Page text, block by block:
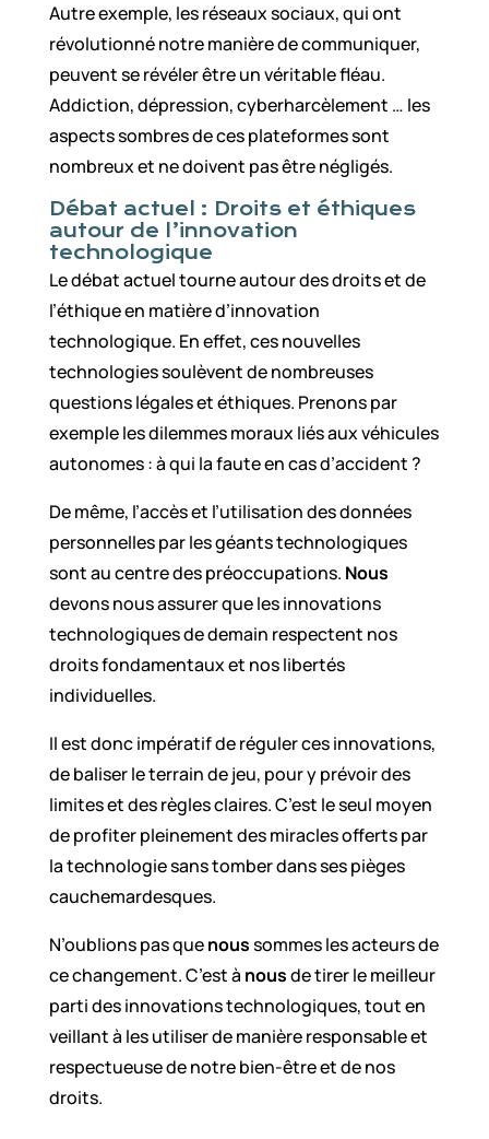
Autre exemple, les réseaux sociaux, qui ont
révolutionné notre manière de communiquer,
peuvent se révéler être un véritable fléau.
Addiction, dépression, cyberharcèlement … les
aspects sombres de ces plateformes sont
nombreux et ne doivent pas être négligés.
Débat actuel : Droits et éthiques
autour de l’innovation
technologique
Le débat actuel tourne autour des droits et de
l’éthique en matière d’innovation
technologique. En effet, ces nouvelles
technologies soulèvent de nombreuses
questions légales et éthiques. Prenons par
exemple les dilemmes moraux liés aux véhicules
autonomes : à qui la faute en cas d’accident ?
De même, l’accès et l’utilisation des données
personnelles par les géants technologiques
sont au centre des préoccupations. Nous
devons nous assurer que les innovations
technologiques de demain respectent nos
droits fondamentaux et nos libertés
individuelles.
Il est donc impératif de réguler ces innovations,
de baliser le terrain de jeu, pour y prévoir des
limites et des règles claires. C’est le seul moyen
de profiter pleinement des miracles offerts par
la technologie sans tomber dans ses pièges
cauchemardesques.
N’oublions pas quenoussommes les acteurs de
ce changement. C’est à nousde tirer le meilleur
parti des innovations technologiques, tout en
veillant à les utiliser de manière responsable et
respectueuse de notre bien-être et de nos
droits.